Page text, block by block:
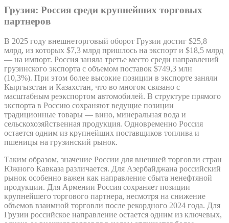
Грузия: Россия среди крупнейших торговых
партнеров
В 2025 году внешнеторговый оборот Грузии достиг $25,8
млрд, из которых $7,3 млрд пришлось на экспорт и $18,5 млрд
— на импорт. Россия заняла третье место среди направлений
грузинского экспорта с объемом поставок $749,3 млн
(10,3%). При этом более высокие позиции в экспорте заняли
Кыргызстан и Казахстан, что во многом связано с
масштабным реэкспортом автомобилей. В структуре прямого
экспорта в Россию сохраняют ведущие позиции
традиционные товары — вино, минеральная вода и
сельскохозяйственная продукция. Одновременно Россия
остается одним из крупнейших поставщиков топлива и
пшеницы на грузинский рынок.
Таким образом, значение России для внешней торговли стран
Южного Кавказа различается. Для Азербайджана российский
рынок особенно важен как направление сбыта ненефтяной
продукции. Для Армении Россия сохраняет позиции
крупнейшего торгового партнера, несмотря на снижение
объемов взаимной торговли после рекордного 2024 года. Для
Грузии российское направление остается одним из ключевых,